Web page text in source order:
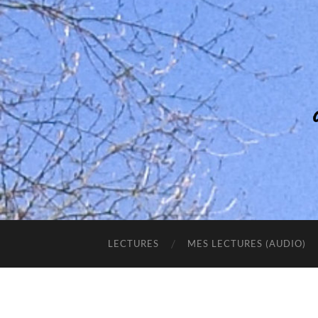
LECTURES MES LECTURES (AUDIO)